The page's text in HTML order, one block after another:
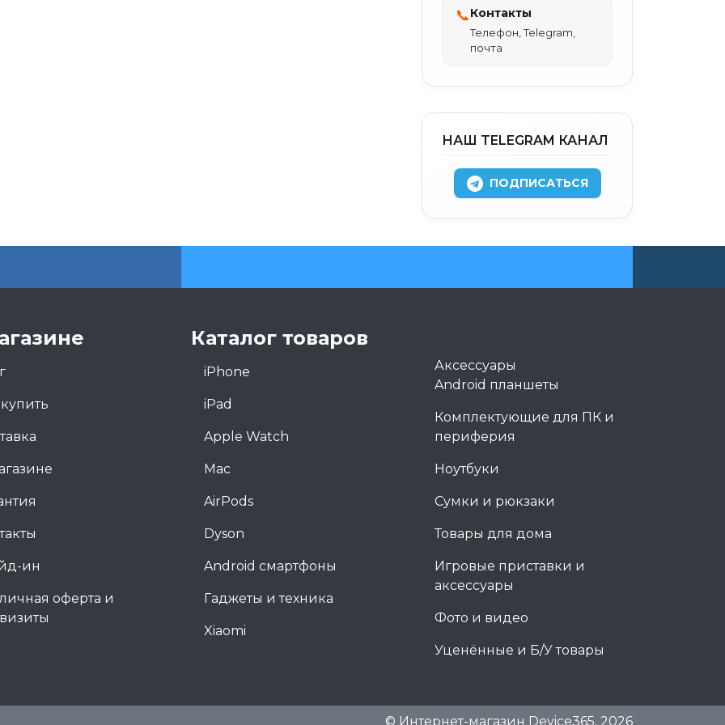
📞Контакты
Телефон, Telegram,
почта
НАШ TELEGRAM КАНАЛ
ПОДПИСАТЬСЯ
ин
оферта и
Каталог товаров
iPhone
iPad
Apple Watch
Mac
AirPods
Dyson
Android смартфоны
Гаджеты и техника
Xiaomi
Аксессуары
Android планшеты
Комплектующие для ПК и
периферия
Ноутбуки
Сумки и рюкзаки
Товары для дома
Игровые приставки и
аксессуары
Фото и видео
Уценённые и Б/У товары
© Интернет-магазин Device365, 2026